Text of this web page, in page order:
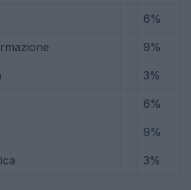
6%
9%
3%
6%
9%
3%